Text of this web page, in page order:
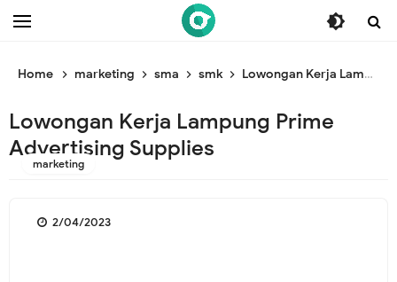
/* ganti br end */
Home marketing sma smk Lowongan Kerja Lampung Prime Advertising Supplies
Lowongan Kerja Lampung Prime
Advertising Supplies
marketing
2/04/2023